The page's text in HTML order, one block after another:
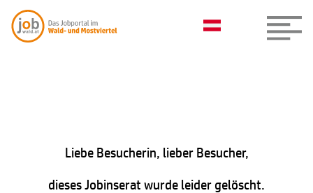
Liebe Besucherin, lieber Besucher,
dieses Jobinserat wurde leider gelöscht.